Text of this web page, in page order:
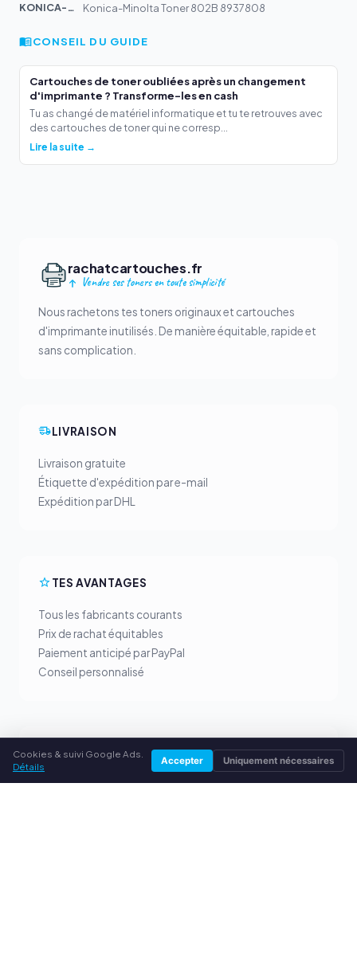
KONICA-MIN...
Konica-Minolta Toner 802B 8937808
CONSEIL DU GUIDE
Cartouches de toner oubliées après un changement
d'imprimante ? Transforme-les en cash
Tu as changé de matériel informatique et tu te retrouves avec
des cartouches de toner qui ne corresp...
Lire la suite →
rachatcartouches.fr
Vendre ses toners en toute simplicité
Nous rachetons tes toners originaux et cartouches
d'imprimante inutilisés. De manière équitable, rapide et
sans complication.
LIVRAISON
Livraison gratuite
Étiquette d'expédition par e-mail
Expédition par DHL
TES AVANTAGES
Tous les fabricants courants
Prix de rachat équitables
Paiement anticipé par PayPal
Conseil personnalisé
SERVICE
À propos de nous
Cookies & suivi Google Ads.
Détails
Accepter Uniquement nécessaires